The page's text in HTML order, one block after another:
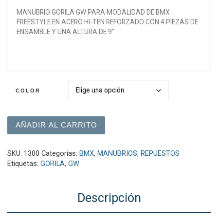
MANUBRIO GORILA GW PARA MODALIDAD DE BMX
FREESTYLE EN ACERO HI-TEN REFORZADO CON 4 PIEZAS DE
ENSAMBLE Y UNA ALTURA DE 9”
COLOR
Manubrio GW Gorila cantidad
AÑADIR AL CARRITO
SKU: 1300 Categorías: BMX, MANUBRIOS, REPUESTOS
Etiquetas: GORILA, GW
Descripción